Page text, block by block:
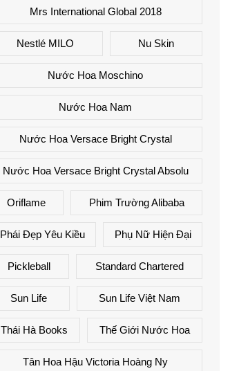
Mrs International Global 2018
Nestlé MILO Nu Skin
Nước Hoa Moschino
Nước Hoa Nam
Nước Hoa Versace Bright Crystal
Nước Hoa Versace Bright Crystal Absolu
Oriflame Phim Trường Alibaba
Phái Đẹp Yêu Kiều Phụ Nữ Hiện Đại
Pickleball Standard Chartered
Sun Life Sun Life Việt Nam
Thái Hà Books Thế Giới Nước Hoa
Tân Hoa Hậu Victoria Hoàng Ny